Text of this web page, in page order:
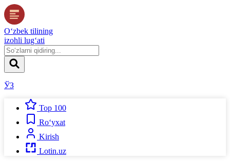
O‘zbek tilining
izohli lug‘ati
ЎЗ
Top 100
Ro‘yxat
Kirish
Lotin.uz